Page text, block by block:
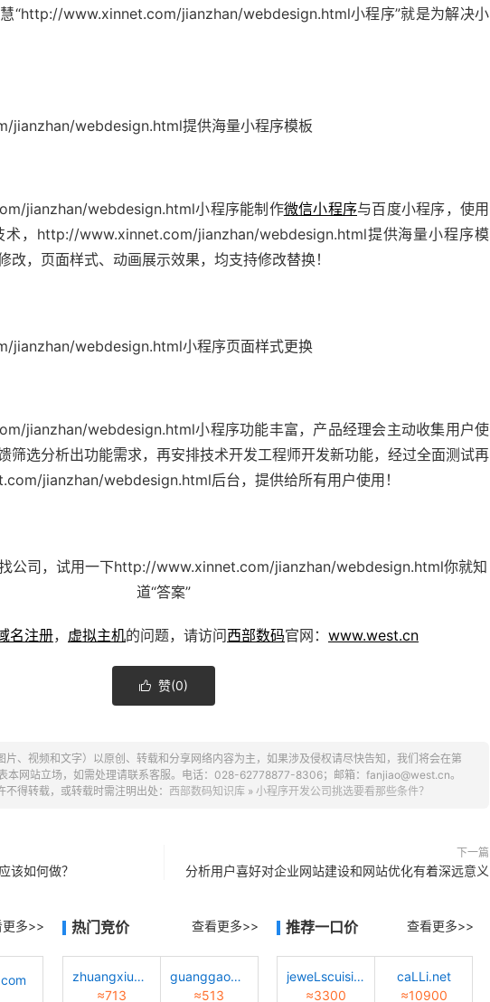
“http://www.xinnet.com/jianzhan/webdesign.html小程序”就是为解决小
jianzhan/webdesign.html提供海量小程序模板
jianzhan/webdesign.html小程序能制作微信小程序与百度小程序，使用
术，http://www.xinnet.com/jianzhan/webdesign.html提供海量小程序模
改，页面样式、动画展示效果，均支持修改替换！
jianzhan/webdesign.html小程序页面样式更换
jianzhan/webdesign.html小程序功能丰富，产品经理会主动收集用户使
筛选分析出功能需求，再安排技术开发工程师开发新功能，经过全面测试再
jianzhan/webdesign.html后台，提供给所有用户使用！
公司，试用一下http://www.xinnet.com/jianzhan/webdesign.html你就知
道“答案”
名注册， 虚拟主机的问题，请访问西部数码官网： www.west.cn
 赞(0)
片、视频和文字）以原创、转载和分享网络内容为主，如果涉及侵权请尽快告知，我们将会在第
本网站立场，如需处理请联系客服。电话：028-62778877-8306；邮箱：fanjiao@west.cn。
得转载，或转载时需注明出处： 西部数码知识库 » 小程序开发公司挑选要看那些条件？
该如何做？
下一篇
分析用户喜好对企业网站建设和网站优化有着深远意义
更多>> 热门竞价 查看更多>>
zhuangxiu9.com
≈713
guanggao6.com
≈513
推荐一口价 查看更多>>
jeweLscuisine.com
≈3300
caLLi.net
≈10900